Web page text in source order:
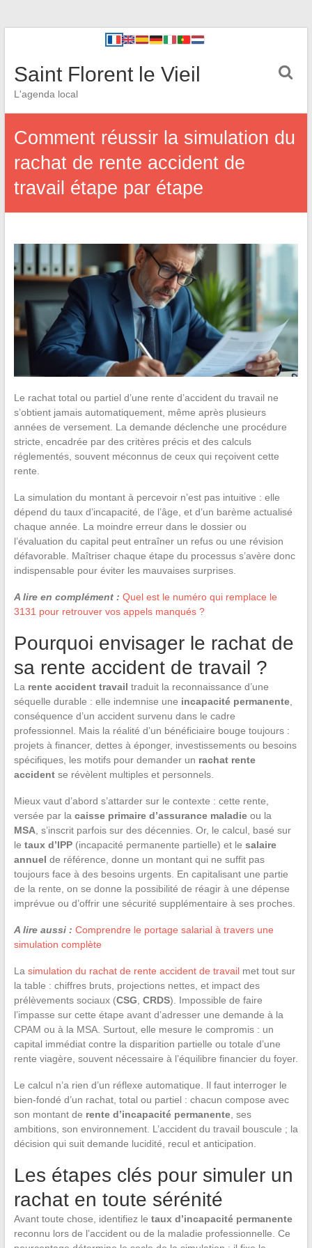
Saint Florent le Vieil
L'agenda local
Comment réussir la simulation du
rachat de rente accident de
travail étape par étape
Le rachat total ou partiel d’une rente d’accident du travail ne
s’obtient jamais automatiquement, même après plusieurs
années de versement. La demande déclenche une procédure
stricte, encadrée par des critères précis et des calculs
réglementés, souvent méconnus de ceux qui reçoivent cette
rente.
La simulation du montant à percevoir n’est pas intuitive : elle
dépend du taux d’incapacité, de l’âge, et d’un barème actualisé
chaque année. La moindre erreur dans le dossier ou
l’évaluation du capital peut entraîner un refus ou une révision
défavorable. Maîtriser chaque étape du processus s’avère donc
indispensable pour éviter les mauvaises surprises.
A lire en complément : Quel est le numéro qui remplace le
3131 pour retrouver vos appels manqués ?
Pourquoi envisager le rachat de
sa rente accident de travail ?
La rente accident travail traduit la reconnaissance d’une
séquelle durable : elle indemnise une incapacité permanente,
conséquence d’un accident survenu dans le cadre
professionnel. Mais la réalité d’un bénéficiaire bouge toujours :
projets à financer, dettes à éponger, investissements ou besoins
spécifiques, les motifs pour demander un rachat rente
accidentse révèlent multiples et personnels.
Mieux vaut d’abord s’attarder sur le contexte : cette rente,
versée par la caisse primaire d’assurance maladieou la
MSA, s’inscrit parfois sur des décennies. Or, le calcul, basé sur
le taux d’IPP(incapacité permanente partielle) et le salaire
annuel de référence, donne un montant qui ne suffit pas
toujours face à des besoins urgents. En capitalisant une partie
de la rente, on se donne la possibilité de réagir à une dépense
imprévue ou d’offrir une sécurité supplémentaire à ses proches.
A lire aussi : Comprendre le portage salarial à travers une
simulation complète
La simulation du rachat de rente accident de travailmet tout sur
la table : chiffres bruts, projections nettes, et impact des
prélèvements sociaux (CSG CRDS). Impossible de faire
l’impasse sur cette étape avant d’adresser une demande à la
CPAM ou à la MSA. Surtout, elle mesure le compromis : un
capital immédiat contre la disparition partielle ou totale d’une
rente viagère, souvent nécessaire à l’équilibre financier du foyer.
Le calcul n’a rien d’un réflexe automatique. Il faut interroger le
bien-fondé d’un rachat, total ou partiel : chacun compose avec
son montant de rente d’incapacité permanente, ses
ambitions, son environnement. L’accident du travail bouscule ; la
décision qui suit demande lucidité, recul et anticipation.
Les étapes clés pour simuler un
rachat en toute sérénité
Avant toute chose, identifiez le taux d’incapacité permanente
reconnu lors de l’accident ou de la maladie professionnelle. Ce